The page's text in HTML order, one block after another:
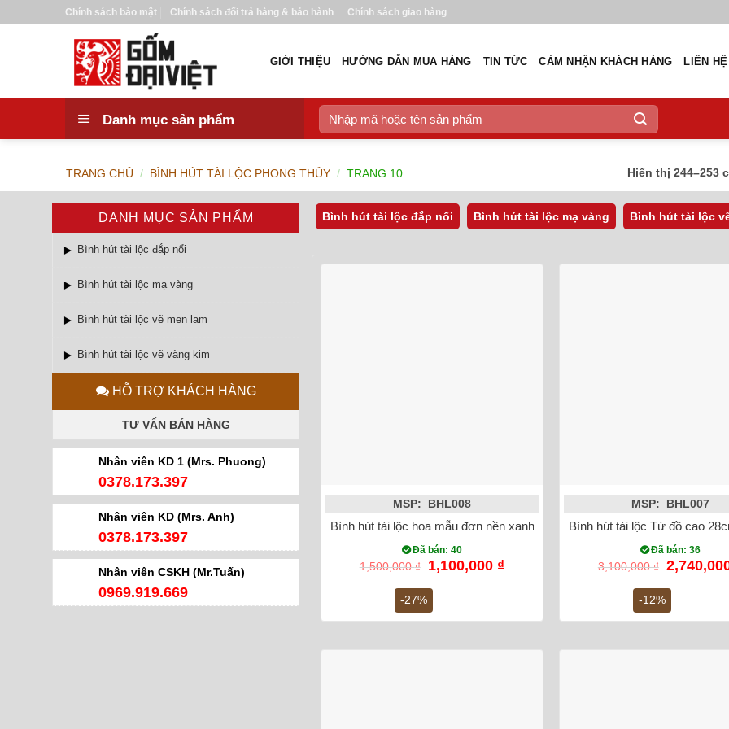
Chính sách bảo mật Chính sách đổi trả hàng & bảo hành Chính sách giao hàng
GIỚI THIỆU HƯỚNG DẪN MUA HÀNG TIN TỨC CẢM NHẬN KHÁCH HÀNG LIÊN HỆ
Danh mục sản phẩm
Tìm
kiếm:
TRANG CHỦ / BÌNH HÚT TÀI LỘC PHONG THỦY / TRANG 10 Hiển thị 244–253
DANH MỤC SẢN PHẨM
Bình hút tài lộc đắp nổi
Bình hút tài lộc mạ vàng
Bình hút tài lộc vẽ men lam
Bình hút tài lộc vẽ vàng kim
HỖ TRỢ KHÁCH HÀNG
TƯ VẤN BÁN HÀNG
Nhân viên KD 1 (Mrs. Phuong)
0378.173.397
Nhân viên KD (Mrs. Anh)
0378.173.397
Nhân viên CSKH (Mr.Tuấn)
0969.919.669
Bình hút tài lộc đắp nổi Bình hút tài lộc mạ vàng Bình hút tài lộc
-27%
MSP: BHL008
Bình hút tài lộc hoa mẫu đơn nền xanh vẽ hoa dây
Đã bán: 40
1,500,000₫
Giá
là:
1,500,000 ₫.
1,100,000 ₫Giá
1,100,000 ₫.
-12%
MSP: BHL007
Bình hút tài lộc Tứ đồ cao
Đã bán: 36
3,100,000₫ Giá
là:
3,100,000